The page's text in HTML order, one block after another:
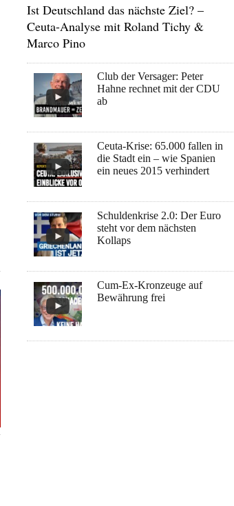
Ist Deutschland das nächste Ziel? –
Ceuta-Analyse mit Roland Tichy &
Marco Pino
Club der Versager: Peter
Hahne rechnet mit der CDU
ab
Ceuta-Krise: 65.000 fallen in
die Stadt ein – wie Spanien
ein neues 2015 verhindert
Schuldenkrise 2.0: Der Euro
steht vor dem nächsten
Kollaps
Cum-Ex-Kronzeuge auf
Bewährung frei